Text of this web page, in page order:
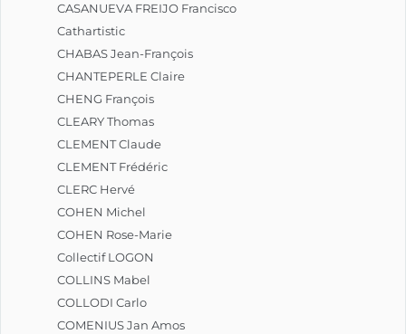
CASANUEVA FREIJO Francisco
Cathartistic
CHABAS Jean-François
CHANTEPERLE Claire
CHENG François
CLEARY Thomas
CLEMENT Claude
CLEMENT Frédéric
CLERC Hervé
COHEN Michel
COHEN Rose-Marie
Collectif LOGON
COLLINS Mabel
COLLODI Carlo
COMENIUS Jan Amos